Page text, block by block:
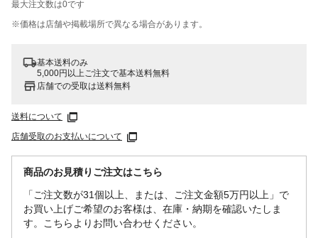
最大注文数は0です
※価格は​店舗や​掲載場所で​異なる​場合が​あります。
基本送料のみ
5,000円以上ご注文で基本送料無料
店舗での受取は送料無料
送料について
店舗受取のお支払いについて
商品のお見積りご注文はこちら
「ご注文数が31個以上、または、ご注文金額5万円以上」で
お買い上げご希望のお客様は、在庫・納期を確認いたしま
す。こちらよりお問い合わせください。